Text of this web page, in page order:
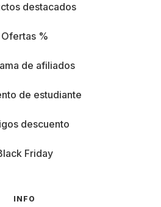
destacados
Ofertas %
de afiliados
de estudiante
descuento
Friday
INFO